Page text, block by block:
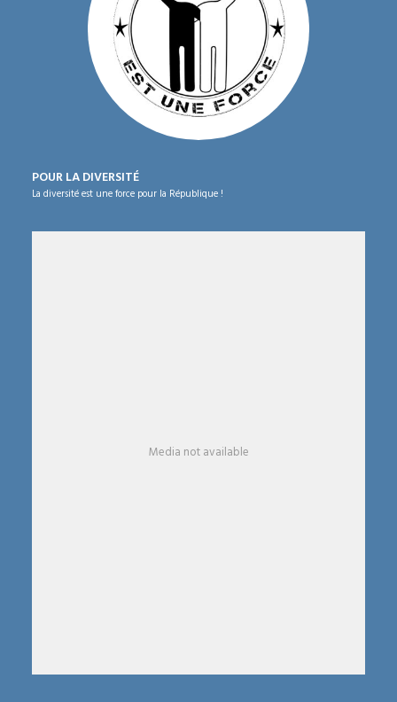
POUR LA DIVERSITÉ
La diversité est une force pour la République !
Media not available